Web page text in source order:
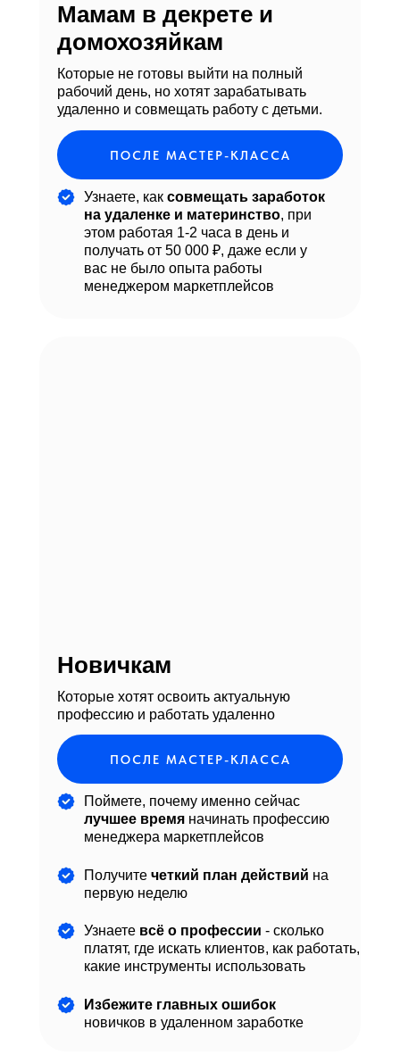
Новичкам
Которые хотят освоить актуальную
профессию и работать удаленно
ПОСЛЕ МАСТЕР-КЛАССА
Избежите главных ошибок
новичков в удаленном заработке
Узнаете всё о профессии - сколько
платят, где искать клиентов, как работать,
какие инструменты использовать
Получите четкий план действий на
первую неделю
Поймете, почему именно сейчас
лучшее время начинать профессию
менеджера маркетплейсов
Мамам в декрете и
домохозяйкам
Которые не готовы выйти на полный
рабочий день, но хотят зарабатывать
удаленно и совмещать работу с детьми.
ПОСЛЕ МАСТЕР-КЛАССА
Узнаете, как совмещать заработок
на удаленке и материнство, при
этом работая 1-2 часа в день и
получать от 50 000 ₽, даже если у
вас не было опыта работы
менеджером маркетплейсов